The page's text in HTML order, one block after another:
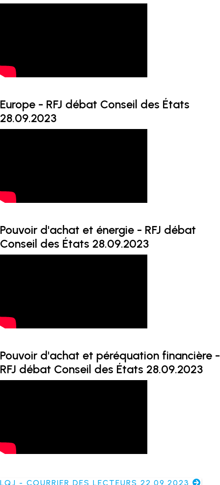
Europe - RFJ débat Conseil des États
28.09.2023
Pouvoir d'achat et énergie - RFJ débat
Conseil des États 28.09.2023
Pouvoir d'achat et péréquation financière -
RFJ débat Conseil des États 28.09.2023
LQJ - COURRIER DES LECTEURS 22.09.2023